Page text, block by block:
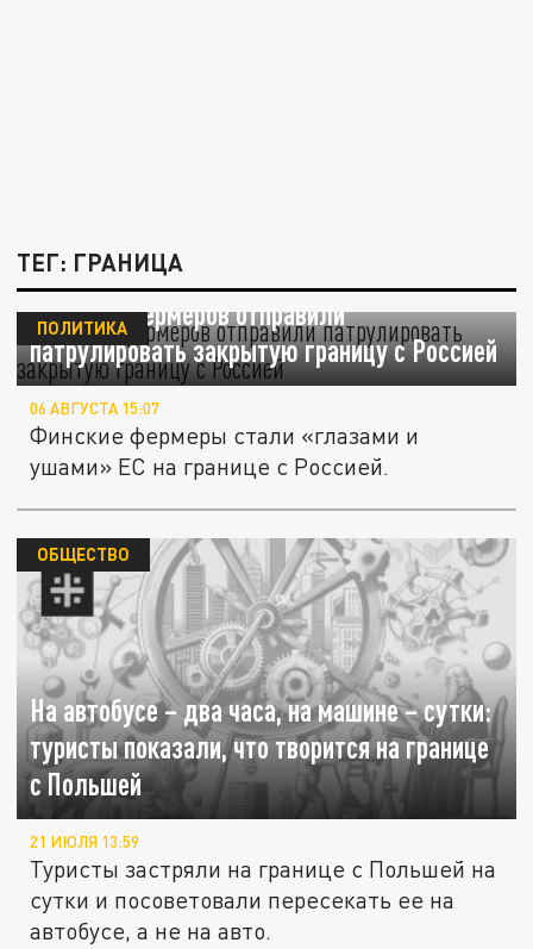
ТЕГ: ГРАНИЦА
Финских фермеров отправили
патрулировать закрытую границу с Россией
ПОЛИТИКА
06 АВГУСТА 15:07
Финские фермеры стали «глазами и
ушами» ЕС на границе с Россией.
На автобусе – два часа, на машине – сутки:
туристы показали, что творится на границе
с Польшей
ОБЩЕСТВО
21 ИЮЛЯ 13:59
Туристы застряли на границе с Польшей на
сутки и посоветовали пересекать ее на
автобусе, а не на авто.